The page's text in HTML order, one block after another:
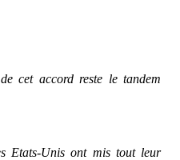
cet accord reste le tandem
Etats-Unis ont mis tout leur